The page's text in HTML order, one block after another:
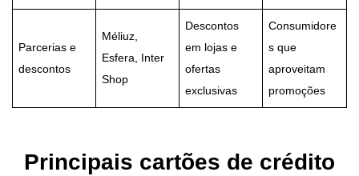
Parcerias e
descontos
Méliuz,
Esfera, Inter
Shop
Descontos
em lojas e
ofertas
exclusivas
Consumidore
s que
aproveitam
promoções
Principais cartões de crédito